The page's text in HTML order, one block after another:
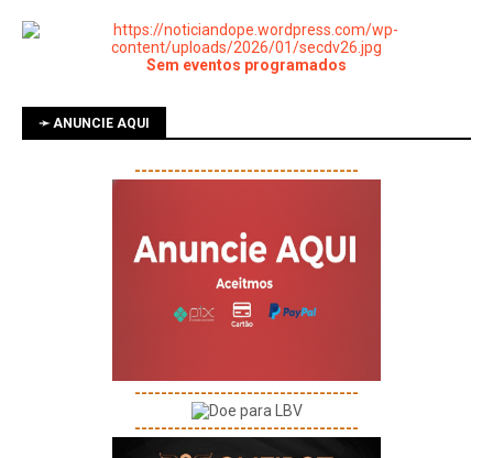
Sem eventos programados
➛ ANUNCIE AQUI
----------------------------------
----------------------------------
----------------------------------